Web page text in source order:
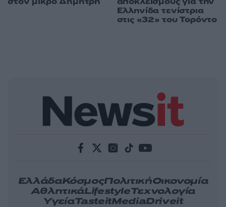
Ελληνίδα τενίστρια
στις «32» του Τορόντο
ΕλλάδαΚόσμοςΠολιτικήΟικονομία
ΑθλητικάLifestyleΤεχνολογία
ΥγείαTasteitMediaDriveit